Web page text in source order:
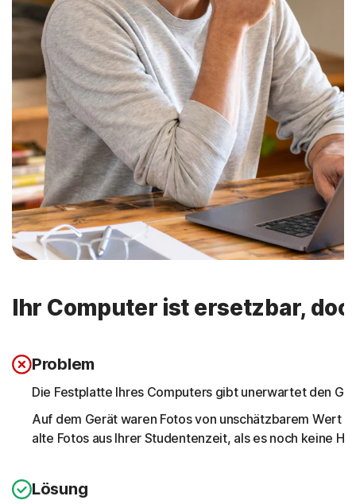
Ihr Computer ist ersetzbar,
Problem
Die Festplatte Ihres Computers gibt unerwartet den
Auf dem Gerät waren Fotos von unschätzbarem Wert
alte Fotos aus Ihrer Studentenzeit, als es noch keine
Lösung